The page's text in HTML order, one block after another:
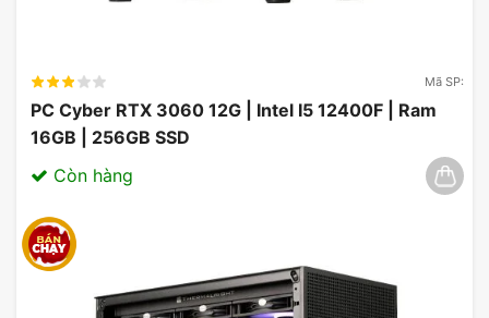
Card màn hình ASUS Dual Radeon RX
Mã SP:
PC Cyber RTX 3060 12G | Intel I5 12400F | Ram
16GB | 256GB SSD
Còn hàng